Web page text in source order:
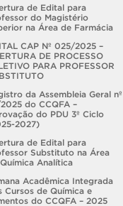
de Edital para
do Magistério
na Área de Farmácia
CAP Nº 025/2025 –
DE PROCESSO
PARA PROFESSOR
da Assembleia Geral nº
do CCQFA –
do PDU 3º Ciclo
2027)
de Edital para
Substituto na Área
Analítica
Acadêmica Integrada
Cursos de Química e
do CCQFA – 2025